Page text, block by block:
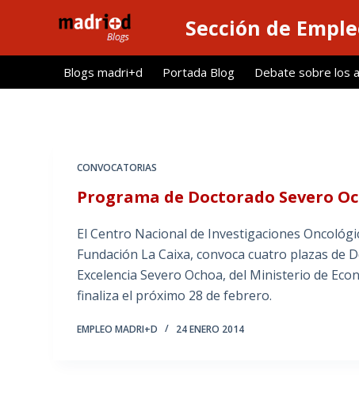
l
Sección de
Blogs madri+d Portada Blog Debate sobre los
CONVOCATORIAS
Programa de Doctorado Severo
El Centro Nacional de Investigaciones
Fundación La Caixa, convoca cuatro plazas
Excelencia Severo Ochoa, del Ministerio de
finaliza el próximo 28 de febrero.
EMPLEO MADRI+D 24 ENERO 2014